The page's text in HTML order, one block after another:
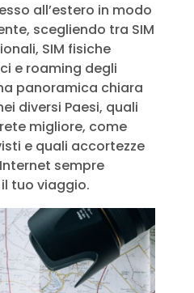
all’estero in modo
scegliendo tra SIM
SIM fisiche
e roaming degli
panoramica chiara
diversi Paesi, quali
migliore, come
e quali accortezze
sempre
tuo viaggio.